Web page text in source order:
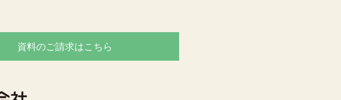
資料のご請求はこちら